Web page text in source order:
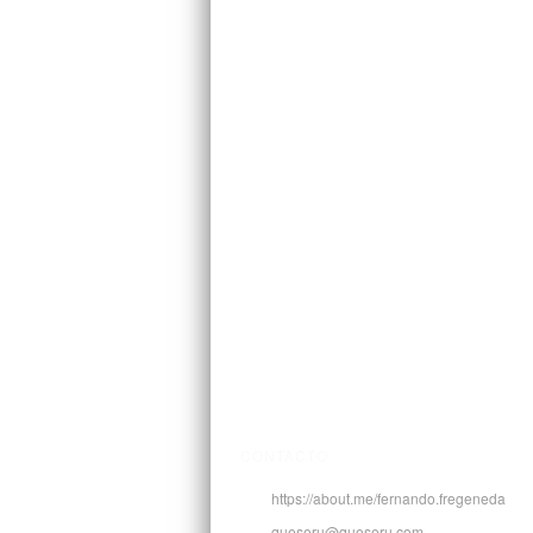
https://about.me/fernando.fregeneda